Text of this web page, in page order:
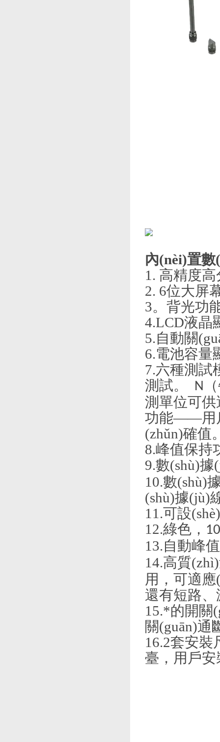
內(nèi)置
1. 高精度高分
2. 6位大屏幕顯
3。背光功能
4.LCD液晶
5.自動關
6.電池容量顯
7.六種測試
測試。
N
測單位可供
功能——用
(zhǔn)確值
8.峰值保持
9.數(shù)
10.數(shù)
(shù)據(jù)
11.可設
12.綠色， 10
13.自動峰值
14.高質
用，可
還有短路、漏
15.*的開關
關(guān)通
16.2套安裝
臺，用